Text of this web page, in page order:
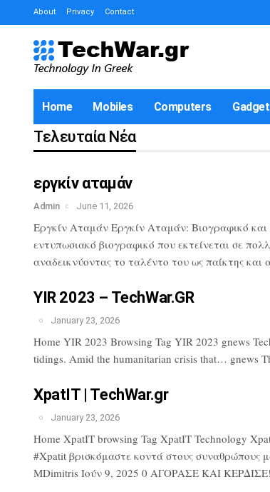
About Privacy Contact
Home Mobiles Computers Gadget
Τελευταία Νέα
εργκίν αταμάν
Admin June 11, 2026
Εργκίν Αταμάν Εργκίν Αταμάν: Βιογραφικό και
εντυπωσιακό βιογραφικό που εκτείνεται σε
αναδεικνύοντας το ταλέντο του ως παίκτης
YIR 2023 – TechWar.GR
January 23, 2026
Home YIR 2023 Browsing Tag YIR 2023 gnews
tidings. Amid the humanitarian crisis that… gnews
XpatIT | TechWar.gr
January 23, 2026
Home XpatIT browsing Tag XpatIT Technology
#Xpatit βρισκόμαστε κοντά στους συναθρώπους
MDimitris Ιούν 9, 2025 0 ΑΓΟΡΑΣΕ ΚΑΙ